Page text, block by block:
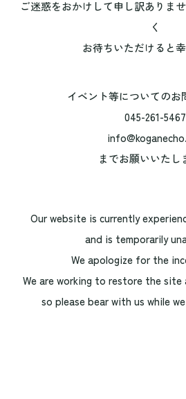
ご迷惑をおかけして申し訳ありま
く
お待ちいただけると幸
イベント等についてのお
045-261-5467
までお願いいたし
Our website is currently
and is temporarily
We apologize for the
We are working to restore the site
so please bear with us while